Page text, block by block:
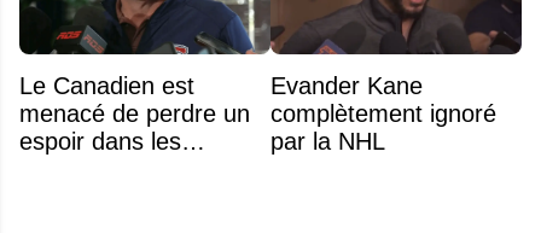
Le Canadien est
menacé de perdre un
espoir dans les
Evander Kane
complètement ignoré
par la NHL